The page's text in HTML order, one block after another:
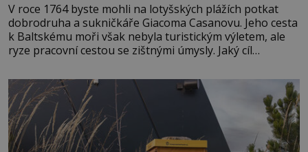
V roce 1764 byste mohli na lotyšských plážích potkat
dobrodruha a sukničkáře Giacoma Casanovu. Jeho cesta
k Baltskému moři však nebyla turistickým výletem, ale
ryze pracovní cestou se zištnými úmysly. Jaký cíl
lotyšské Rigy? Casanova v Pobaltí kontaktoval tamní
zednářské lóže. Nebyl v této oblasti žádným nováčkem,
protože do zednářské